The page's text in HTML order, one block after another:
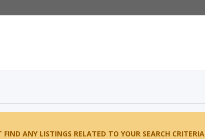
ANY LISTINGS RELATED TO YOUR SEARCH CRITERIA.